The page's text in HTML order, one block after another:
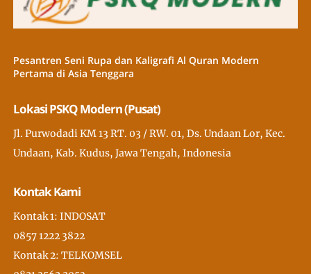
Pesantren Seni Rupa dan Kaligrafi Al Quran Modern
Pertama di Asia Tenggara
Lokasi PSKQ Modern (Pusat)
Jl. Purwodadi KM 13 RT. 03 / RW. 01, Ds. Undaan Lor, Kec.
Undaan, Kab. Kudus, Jawa Tengah, Indonesia
Kontak Kami
Kontak 1: INDOSAT
0857 1222 3822
Kontak 2: TELKOMSEL